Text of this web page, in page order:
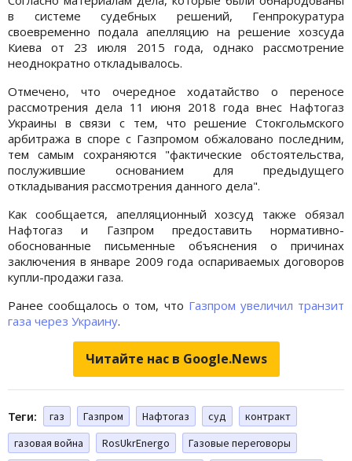
в системе судебных решений, Генпрокуратура
своевременно подала апелляцию на решение хозсуда
Киева от 23 июля 2015 года, однако рассмотрение
неоднократно откладывалось.
Отмечено, что очередное ходатайство о переносе
рассмотрения дела 11 июня 2018 года внес Нафтогаз
Украины в связи с тем, что решение Стокгольмского
арбитража в споре с Газпромом обжаловано последним,
тем самым сохраняются "фактические обстоятельства,
послужившие основанием для предыдущего
откладывания рассмотрения данного дела".
Как сообщается, апелляционный хозсуд также обязал
Нафтогаз и Газпром предоставить нормативно-
обоснованные письменные объяснения о причинах
заключения в январе 2009 года оспариваемых договоров
купли-продажи газа.
Ранее сообщалось о том, что Газпром увеличил транзит
газа через Украину.
Читайте нас в Google.News
Теги: газ Газпром Нафтогаз суд
контракт
газовая война
RosUkrEnergo
Газовые переговоры